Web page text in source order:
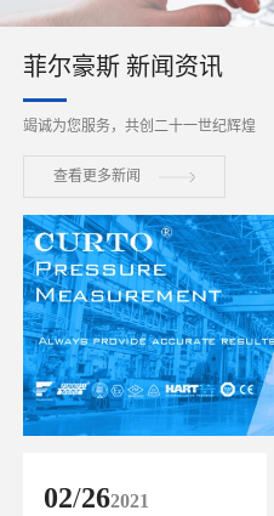
菲尔豪斯 新闻资讯
竭诚为您服务，共创二十一世纪辉煌
查看更多新闻
02/262021